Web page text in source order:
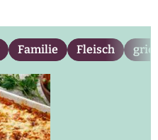
Familie Fleisch